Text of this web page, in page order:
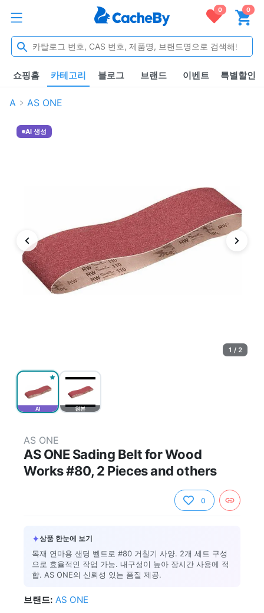
0 0
쇼핑홈 카테고리 블로그 브랜드 이벤트 특별할인
A AS ONE
AI 원본
AI 생성
1 / 2
AS ONE
AS ONE Sading Belt for Wood
Works #80, 2 Pieces and others
0
✦상품 한눈에 보기
목재 연마용 샌딩 벨트로 #80 거칠기 사양. 2개 세트 구성
으로 효율적인 작업 가능. 내구성이 높아 장시간 사용에 적
합. AS ONE의 신뢰성 있는 품질 제공.
브랜드: AS ONE